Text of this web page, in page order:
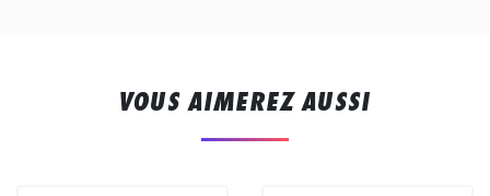
VOUS AIMEREZ AUSSI